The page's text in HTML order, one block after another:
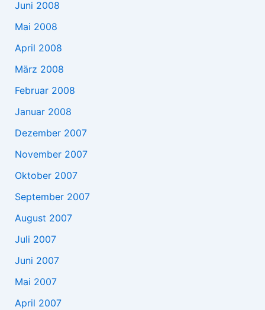
Juni 2008
Mai 2008
April 2008
März 2008
Februar 2008
Januar 2008
Dezember 2007
November 2007
Oktober 2007
September 2007
August 2007
Juli 2007
Juni 2007
Mai 2007
April 2007